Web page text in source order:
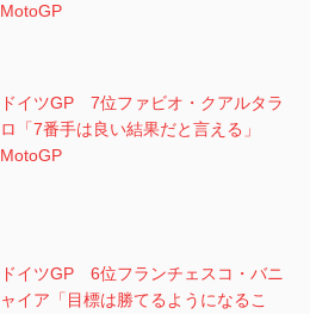
MotoGP
ドイツGP 7位ファビオ・クアルタラ
ロ「7番手は良い結果だと言える」
MotoGP
ドイツGP 6位フランチェスコ・バニ
ャイア「目標は勝てるようになるこ